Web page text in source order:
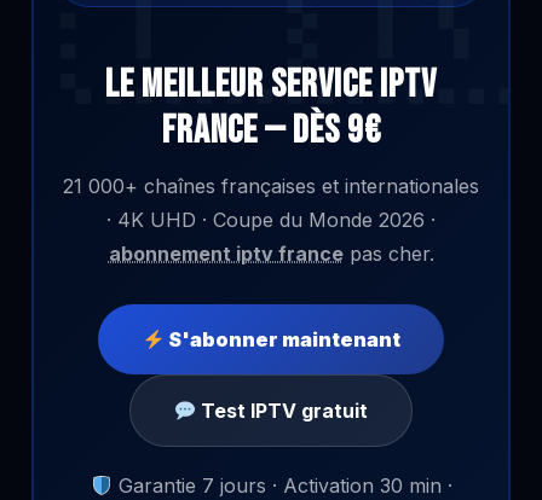
Le Meilleur Service IPTV
France — Dès 9€
21 000+ chaînes françaises et internationales
· 4K UHD · Coupe du Monde 2026 ·
abonnement iptv francepas cher.
S'abonner maintenant
Test IPTV gratuit
Garantie 7 jours · Activation 30 min ·